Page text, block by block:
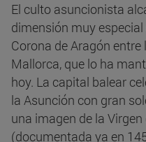
El culto asuncionista
dimensión muy
Corona de Aragón
Mallorca, que lo ha
hoy. La capital balear
la Asunción con gran
una imagen de la
(documentada ya en